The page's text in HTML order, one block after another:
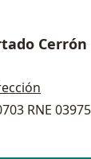
Cerrón
RNE